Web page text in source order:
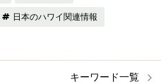
日本のハワイ関連情報
キーワード一覧